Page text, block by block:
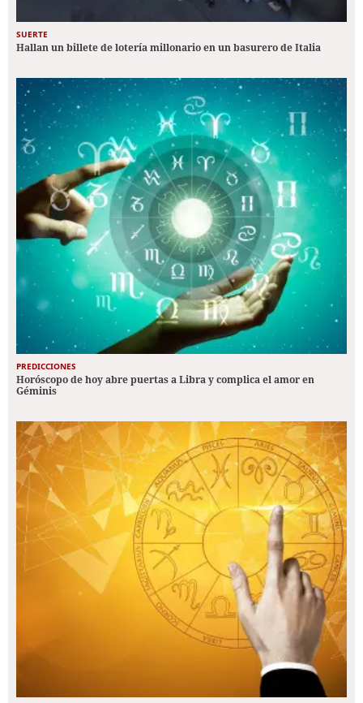
SUERTE
Hallan un billete de lotería millonario en un basurero de Italia
PREDICCIONES
Horóscopo de hoy abre puertas a Libra y complica el amor en
Géminis